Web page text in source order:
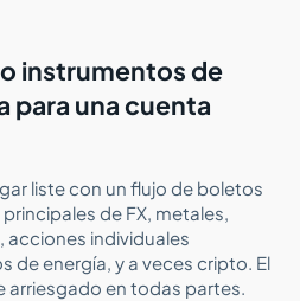
instrumentos de
para una cuenta
liste con un flujo de boletos
de FX, metales,
acciones individuales
de energía, y a veces cripto. El
arriesgado en todas partes.